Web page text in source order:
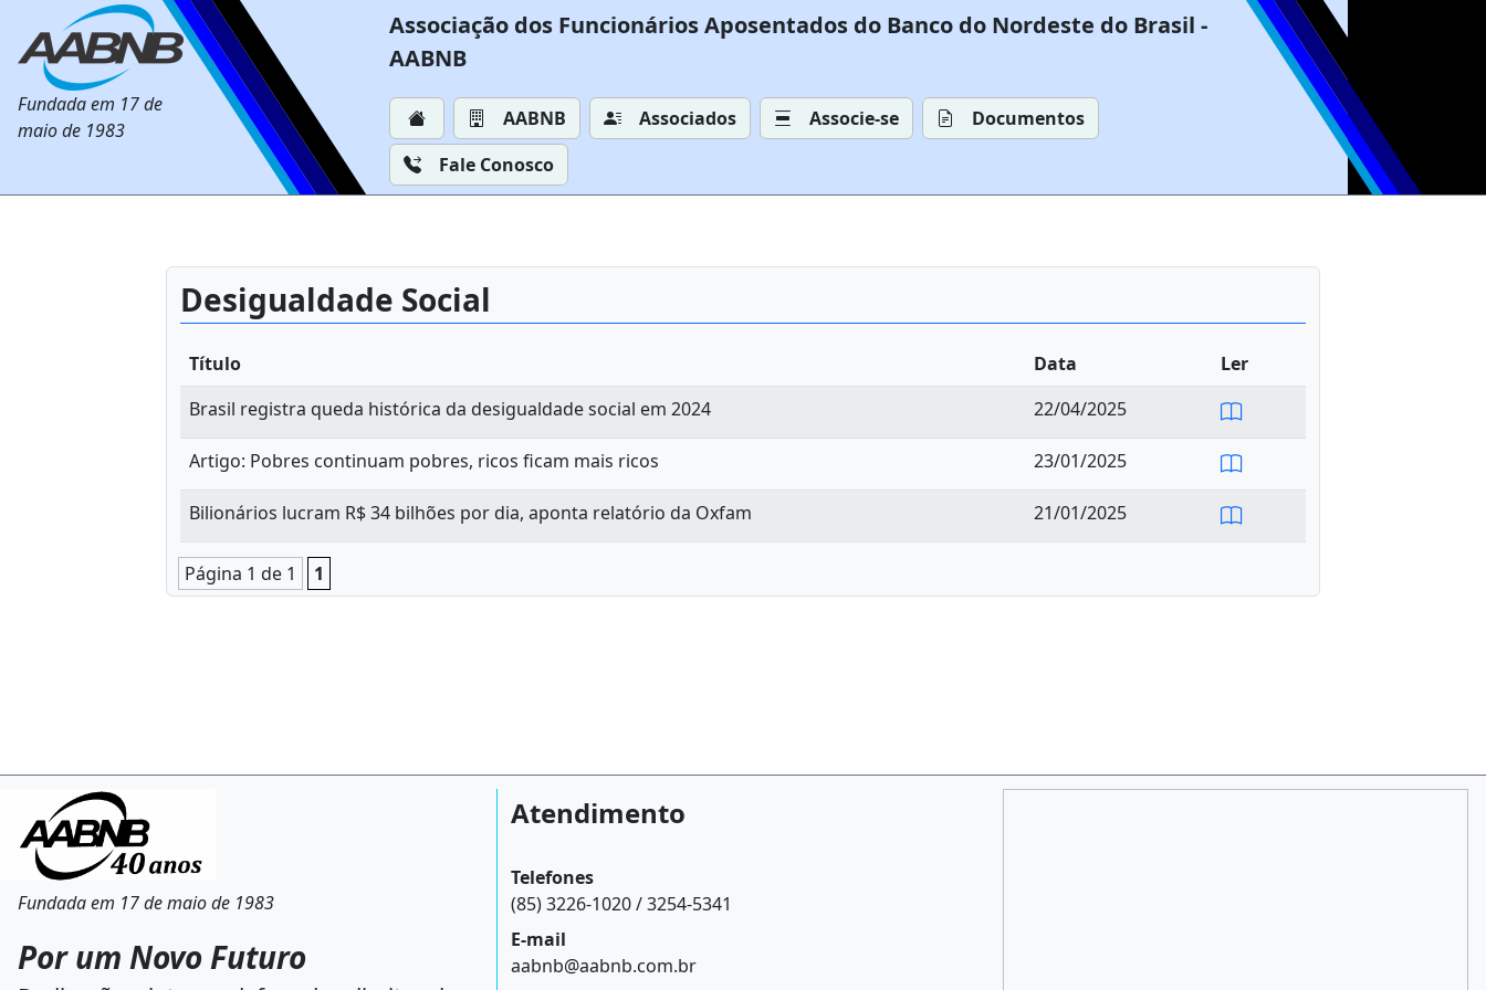
Fundada em 17 de
maio de 1983
Associação dos Funcionários Aposentados do Banco do Nordeste do Brasil -
AABNB
AABNB Associados Associe-se
Documentos
Fale Conosco
Desigualdade Social
Título Data
Ler
Brasil registra queda histórica da desigualdade social em 2024
22/04/2025
Artigo: Pobres continuam pobres, ricos ficam mais ricos 23/01/2025
Bilionários lucram R$ 34 bilhões por dia, aponta relatório da Oxfam 21/01/2025
Página 1 de 1 1
Fundada em 17 de maio de 1983
Por um Novo Futuro
Atendimento
Telefones
(85) 3226-1020 / 3254-5341
E-mail
aabnb@aabnb.com.br